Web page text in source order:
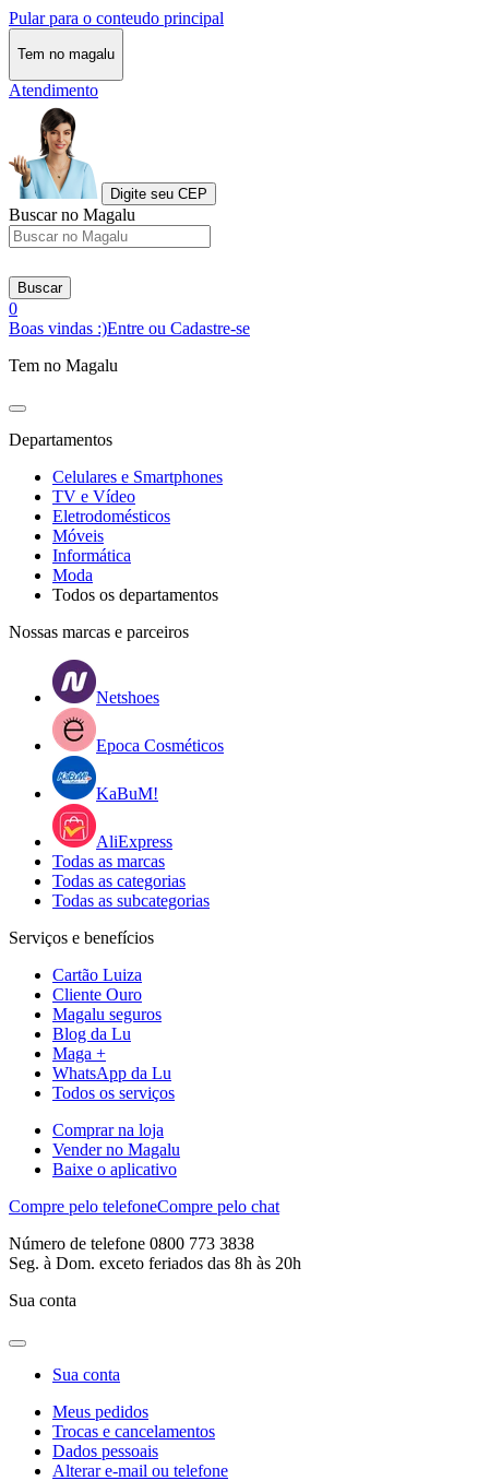
Pular para o conteudo principal
Tem no magalu
Atendimento
Digite seu CEP
Buscar no Magalu
Buscar
0
Boas vindas :)Entre ou Cadastre-se
Tem no Magalu
Departamentos
Celulares e Smartphones
TV e Vídeo
Eletrodomésticos
Móveis
Informática
Moda
Todos os departamentos
Nossas marcas e parceiros
Netshoes
Epoca Cosméticos
KaBuM!
AliExpress
Todas as marcas
Todas as categorias
Todas as subcategorias
Serviços e benefícios
Cartão Luiza
Cliente Ouro
Magalu seguros
Blog da Lu
Maga +
WhatsApp da Lu
Todos os serviços
Comprar na loja
Vender no Magalu
Baixe o aplicativo
Compre pelo telefoneCompre pelo chat
Número de telefone 0800 773 3838
Seg. à Dom. exceto feriados das 8h às 20h
Sua conta
Sua conta
Meus pedidos
Trocas e cancelamentos
Dados pessoais
Alterar e-mail ou telefone